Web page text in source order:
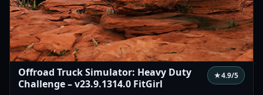
Offroad Truck Simulator: Heavy Duty
Challenge – v23.9.1314.0 FitGirl
★4.9/5